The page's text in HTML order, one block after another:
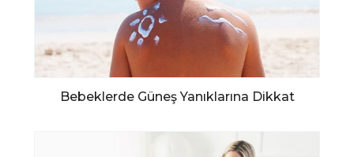
Bebeklerde Güneş Yanıklarına Dikkat